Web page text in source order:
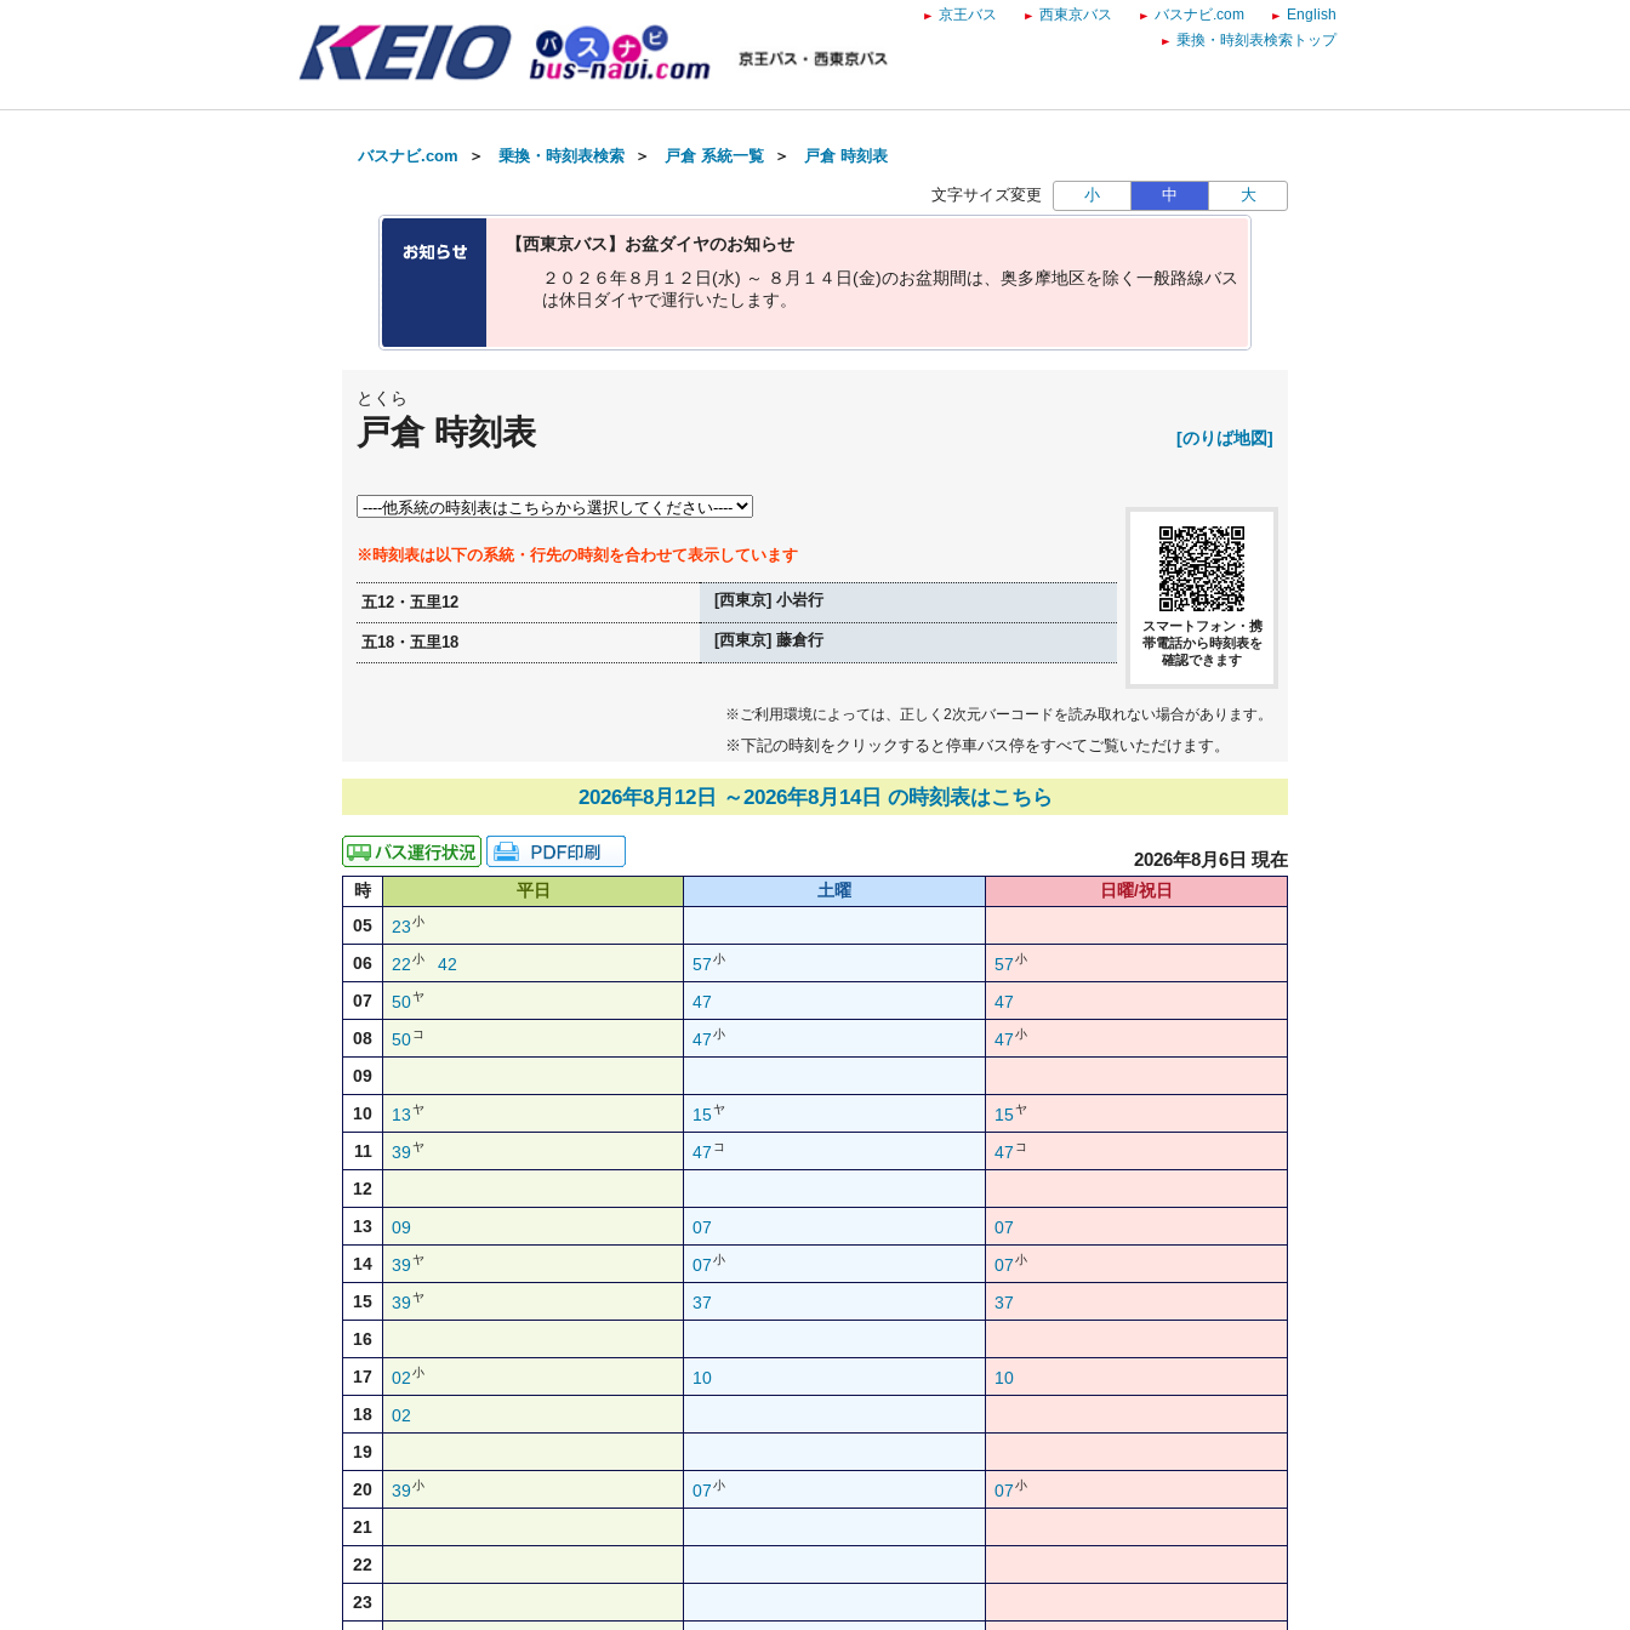
京王バス 西東京バス バスナビ.com
English
乗換・時刻表検索トップ
バスナビ.com ＞ 乗換・時刻表検索 ＞ 戸倉 系統一覧 ＞ 戸倉 時刻表
文字サイズ変更 小 中 大
【西東京バス】お盆ダイヤのお知らせ
２ ０ ２ ６年８ 月 １ ２ 日(水) ～ ８ 月 １ ４ 日(金)のお盆期間は 奥多摩地区を除 く 一般路線バス
は休日 ダイヤで運行いた し ます。
とくら
戸倉 時刻表 [のりば地図]
※時刻表は以下の系統・行先の時刻を合わせて表示しています
五12・五里12 [西東京] 小岩行
五18・五里18 [西東京] 藤倉行
スマートフォン・携
帯電話から時刻表を
確認できます
※ご利用環境によっては、正しく2次元バーコードを読み取れない場合があります。
※下記の時刻をクリックすると停車バス停をすべてご覧いただけます。
2026年8月12日 ～2026年8月14日 の時刻表はこちら
2026年8月6日 現在
時 平日 土曜
日曜/祝日
05
23小
06 22小 42 57小 57小
07 50ヤ 47
47
08
50コ 47小 47小
09
10
13ヤ 15ヤ 15ヤ
11 39ヤ 47 コ 47 コ
12
13
09 07
07
14
39ヤ 07小 07小
15 39ヤ 37
37
16
17
02小 10
10
18
02
19
20
39小 07小 07小
21
22
23